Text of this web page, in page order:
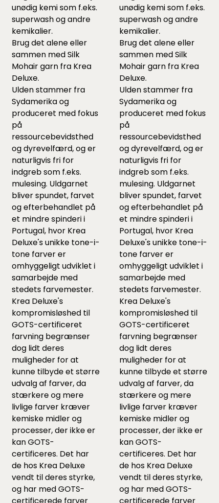
unødig kemi som f.eks.
superwash og andre
kemikalier.
Brug det alene eller
sammen med Silk
Mohair garn fra Krea
Deluxe.
Ulden stammer fra
Sydamerika og
produceret med fokus
på
ressourcebevidsthed
og dyrevelfærd, og er
naturligvis fri for
indgreb som f.eks.
mulesing. Uldgarnet
bliver spundet, farvet
og efterbehandlet på
et mindre spinderi i
Portugal, hvor Krea
Deluxe's unikke tone-i-
tone farver er
omhyggeligt udviklet i
samarbejde med
stedets farvemester.
Krea Deluxe's
kompromisløshed til
GOTS-certificeret
farvning begrænser
dog lidt deres
muligheder for at
kunne tilbyde et større
udvalg af farver, da
stærkere og mere
livlige farver kræver
kemiske midler og
processer, der ikke er
kan GOTS-
certificeres. Det har
de hos Krea Deluxe
vendt til deres styrke,
og har med GOTS-
certificerede farver
unødig kemi som f.eks.
superwash og andre
kemikalier.
Brug det alene eller
sammen med Silk
Mohair garn fra Krea
Deluxe.
Ulden stammer fra
Sydamerika og
produceret med fokus
på
ressourcebevidsthed
og dyrevelfærd, og er
naturligvis fri for
indgreb som f.eks.
mulesing. Uldgarnet
bliver spundet, farvet
og efterbehandlet på
et mindre spinderi i
Portugal, hvor Krea
Deluxe's unikke tone-i-
tone farver er
omhyggeligt udviklet i
samarbejde med
stedets farvemester.
Krea Deluxe's
kompromisløshed til
GOTS-certificeret
farvning begrænser
dog lidt deres
muligheder for at
kunne tilbyde et større
udvalg af farver, da
stærkere og mere
livlige farver kræver
kemiske midler og
processer, der ikke er
kan GOTS-
certificeres. Det har
de hos Krea Deluxe
vendt til deres styrke,
og har med GOTS-
certificerede farver